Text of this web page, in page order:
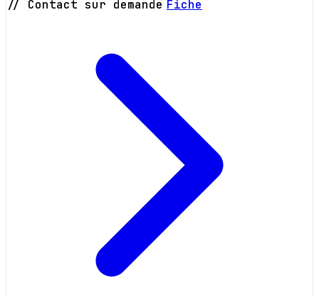
// Contact sur demande Fiche